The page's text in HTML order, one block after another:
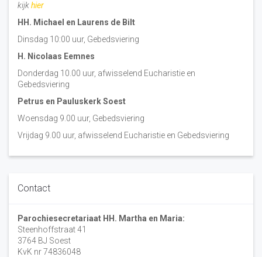
kijkhier
HH. Michael en Laurens de Bilt
Dinsdag 10:00 uur, Gebedsviering
H. Nicolaas Eemnes
Donderdag 10.00 uur, afwisselend Eucharistie en
Gebedsviering
Petrus en Pauluskerk Soest
Woensdag 9.00 uur, Gebedsviering
Vrijdag 9.00 uur, afwisselend Eucharistie en Gebedsviering
Contact
Parochiesecretariaat HH. Martha en Maria:
Steenhoffstraat 41
3764 BJ Soest
KvK nr 74836048